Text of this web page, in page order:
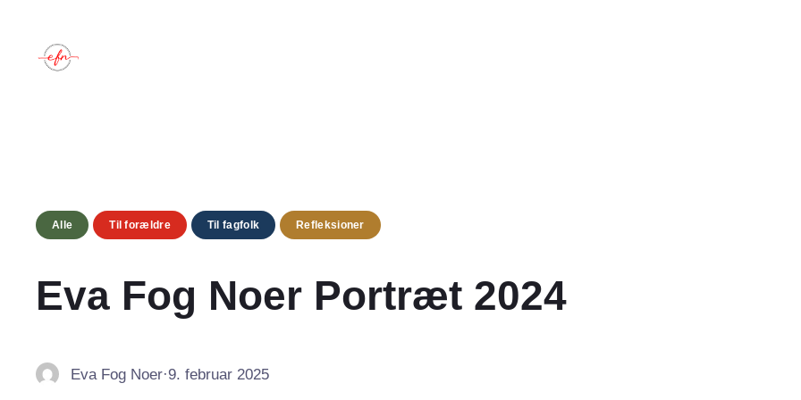
indhold
Alle Til forældre Til fagfolk Refleksioner
Eva Fog Noer Portræt 2024
Eva Fog Noer·9. februar 2025